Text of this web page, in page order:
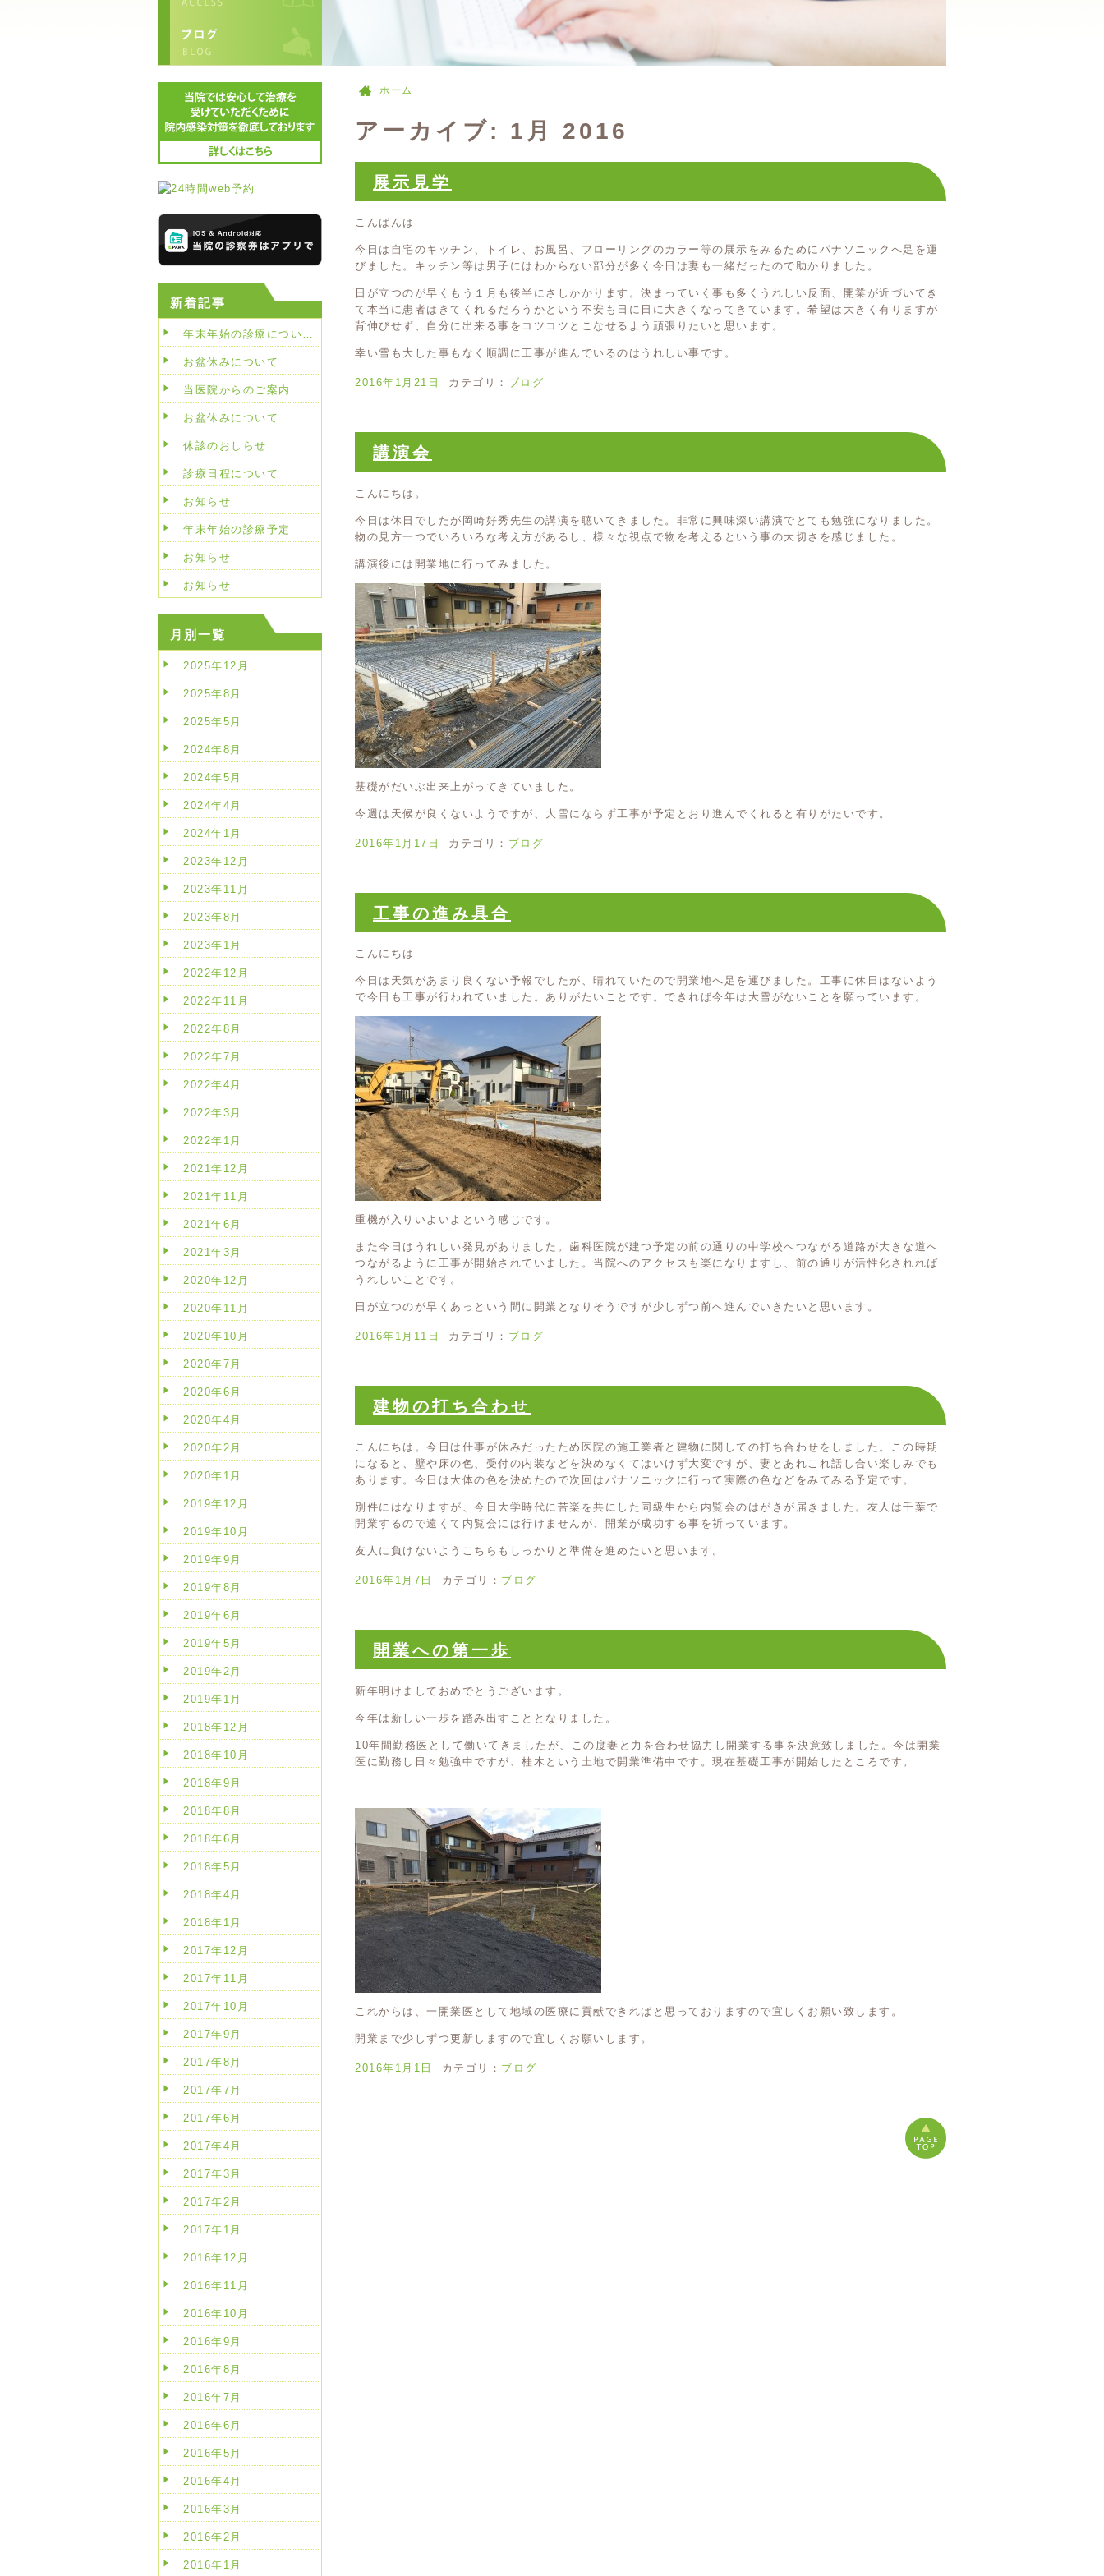
ホーム
アーカイブ: 1月 2016
展示見学
こんばんは
今日は自宅のキッチン、トイレ、お風呂、フローリングのカラー等の展示をみるためにパナソニックへ足を運
びました。キッチン等は男子にはわからない部分が多く今日は妻も一緒だったので助かりました。
日が立つのが早くもう１月も後半にさしかかります。決まっていく事も多くうれしい反面、開業が近づいてき
て本当に患者はきてくれるだろうかという不安も日に日に大きくなってきています。希望は大きく有りますが
背伸びせず、自分に出来る事をコツコツとこなせるよう頑張りたいと思います。
幸い雪も大した事もなく順調に工事が進んでいるのはうれしい事です。
2016年1月21日 カテゴリ： ブログ
講演会
こんにちは。
今日は休日でしたが岡崎好秀先生の講演を聴いてきました。非常に興味深い講演でとても勉強になりました。
物の見方一つでいろいろな考え方があるし、様々な視点で物を考えるという事の大切さを感じました。
講演後には開業地に行ってみました。
基礎がだいぶ出来上がってきていました。
今週は天候が良くないようですが、大雪にならず工事が予定とおり進んでくれると有りがたいです。
2016年1月17日 カテゴリ： ブログ
工事の進み具合
こんにちは
今日は天気があまり良くない予報でしたが、晴れていたので開業地へ足を運びました。工事に休日はないよう
で今日も工事が行われていました。ありがたいことです。できれば今年は大雪がないことを願っています。
重機が入りいよいよという感じです。
また今日はうれしい発見がありました。歯科医院が建つ予定の前の通りの中学校へつながる道路が大きな道へ
つながるように工事が開始されていました。当院へのアクセスも楽になりますし、前の通りが活性化されれば
うれしいことです。
日が立つのが早くあっという間に開業となりそうですが少しずつ前へ進んでいきたいと思います。
2016年1月11日 カテゴリ： ブログ
建物の打ち合わせ
こんにちは。今日は仕事が休みだったため医院の施工業者と建物に関しての打ち合わせをしました。この時期
になると、壁や床の色、受付の内装などを決めなくてはいけず大変ですが、妻とあれこれ話し合い楽しみでも
あります。今日は大体の色を決めたので次回はパナソニックに行って実際の色などをみてみる予定です。
別件にはなりますが、今日大学時代に苦楽を共にした同級生から内覧会のはがきが届きました。友人は千葉で
開業するので遠くて内覧会には行けませんが、開業が成功する事を祈っています。
友人に負けないようこちらもしっかりと準備を進めたいと思います。
2016年1月7日 カテゴリ： ブログ
開業への第一歩
新年明けましておめでとうございます。
今年は新しい一歩を踏み出すこととなりました。
10年間勤務医として働いてきましたが、この度妻と力を合わせ協力し開業する事を決意致しました。今は開業
医に勤務し日々勉強中ですが、桂木という土地で開業準備中です。現在基礎工事が開始したところです。
これからは、一開業医として地域の医療に貢献できればと思っておりますので宜しくお願い致します。
開業まで少しずつ更新しますので宜しくお願いします。
2016年1月1日 カテゴリ： ブログ
新着記事
年末年始の診療につい…
お盆休みについて
当医院からのご案内
お盆休みについて
休診のおしらせ
診療日程について
お知らせ
年末年始の診療予定
お知らせ
お知らせ
月別一覧
2025年12月
2025年8月
2025年5月
2024年8月
2024年5月
2024年4月
2024年1月
2023年12月
2023年11月
2023年8月
2023年1月
2022年12月
2022年11月
2022年8月
2022年7月
2022年4月
2022年3月
2022年1月
2021年12月
2021年11月
2021年6月
2021年3月
2020年12月
2020年11月
2020年10月
2020年7月
2020年6月
2020年4月
2020年2月
2020年1月
2019年12月
2019年10月
2019年9月
2019年8月
2019年6月
2019年5月
2019年2月
2019年1月
2018年12月
2018年10月
2018年9月
2018年8月
2018年6月
2018年5月
2018年4月
2018年1月
2017年12月
2017年11月
2017年10月
2017年9月
2017年8月
2017年7月
2017年6月
2017年4月
2017年3月
2017年2月
2017年1月
2016年12月
2016年11月
2016年10月
2016年9月
2016年8月
2016年7月
2016年6月
2016年5月
2016年4月
2016年3月
2016年2月
2016年1月